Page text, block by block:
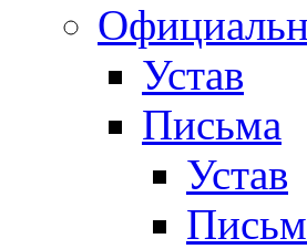
Устав
Письма
Устав